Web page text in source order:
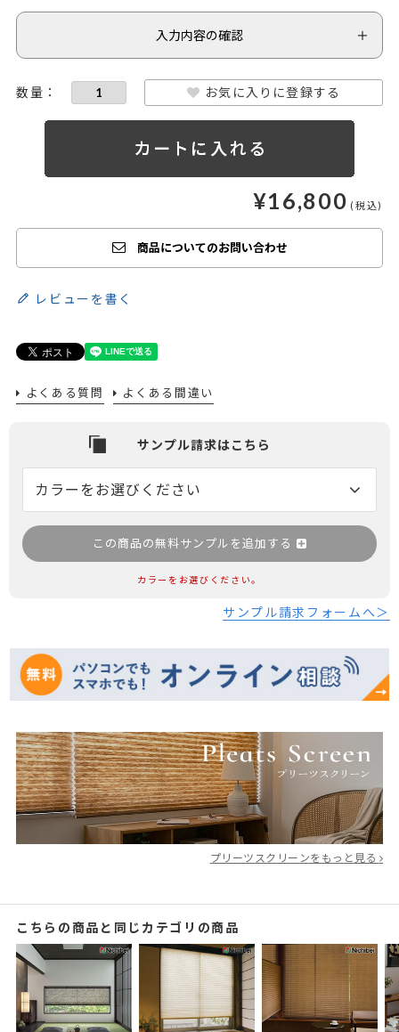
入力内容の確認
お気に入りに登録する
¥16,800
商品についてのお問い合わせ
レビューを書く
よくある質問 よくある間違い
この商品の無料サンプルを追加する
カラーをお選びください。
サンプル請求フォームへ＞
プリーツスクリーンをもっと見る
こちらの商品と同じカテゴリの商品